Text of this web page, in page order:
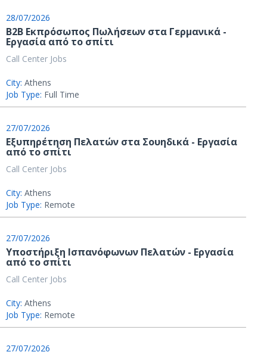
28/07/2026
B2B Εκπρόσωπος Πωλήσεων στα Γερμανικά -
Εργασία από το σπίτι
Call Center Jobs
City: Athens
Job Type: Full Time
27/07/2026
Εξυπηρέτηση Πελατών στα Σουηδικά - Εργασία
από το σπίτι
Call Center Jobs
City: Athens
Job Type: Remote
27/07/2026
Υποστήριξη Ισπανόφωνων Πελατών - Εργασία
από το σπίτι
Call Center Jobs
City: Athens
Job Type: Remote
27/07/2026